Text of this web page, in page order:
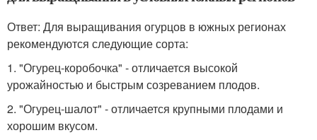
Ответ: Для выращивания огурцов в южных регионах
рекомендуются следующие сорта:
1. "Огурец-коробочка" - отличается высокой
урожайностью и быстрым созреванием плодов.
2. "Огурец-шалот" - отличается крупными плодами и
хорошим вкусом.